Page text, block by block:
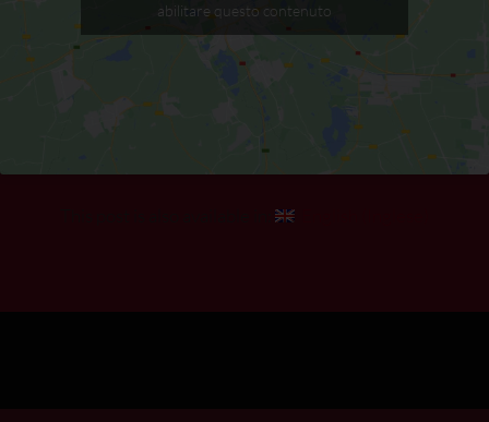
abilitare questo contenuto
This post is also available in: